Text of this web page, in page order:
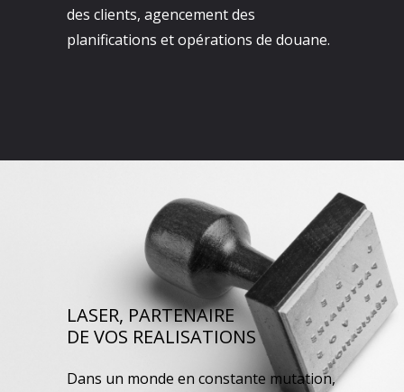
des clients, agencement des
planifications et opérations de douane.
LASER, PARTENAIRE
DE VOS REALISATIONS
Dans un monde en constante mutation,